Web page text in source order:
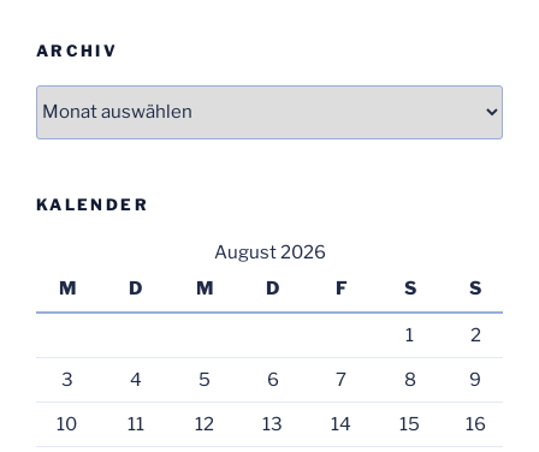
ARCHIV
KALENDER
August 2026
M
D M D F S S
1 2
3 4 5 6 7 8 9
10 11 12 13 14 15 16